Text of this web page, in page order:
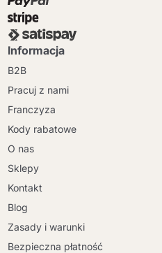
Informacja
B2B
Pracuj z nami
Franczyza
Kody rabatowe
O nas
Sklepy
Kontakt
Blog
Zasady i warunki
Bezpieczna płatność